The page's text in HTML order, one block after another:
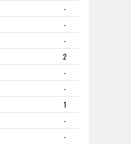
-
-
-
2
-
-
1
-
-